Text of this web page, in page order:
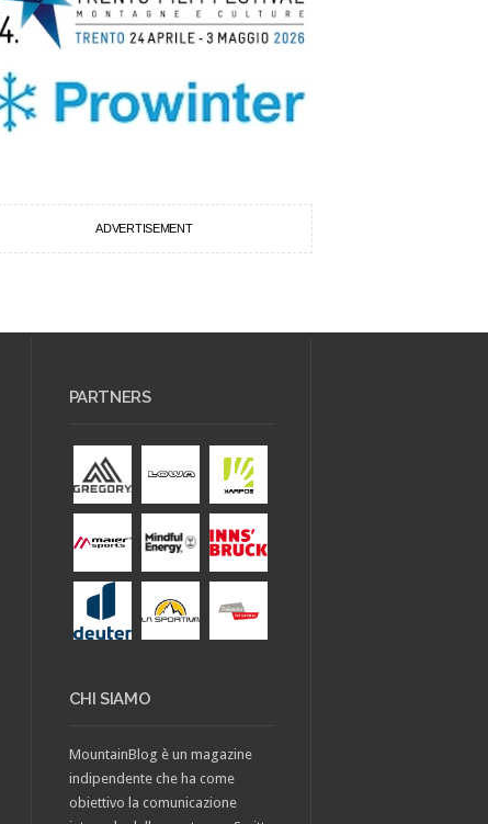
ADVERTISEMENT
PARTNERS
CHI SIAMO
MountainBlog è un magazine
indipendente che ha come
obiettivo la comunicazione